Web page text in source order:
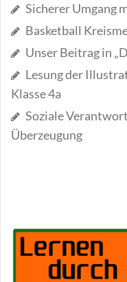
Sicherer Umgang
Basketball
Unser Beitrag in
Lesung der
Klasse 4a
Soziale
Überzeugung